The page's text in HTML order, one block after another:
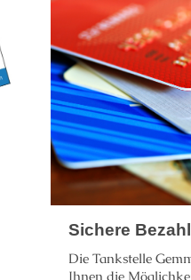
Sichere
Die Tankstelle
Ihnen die